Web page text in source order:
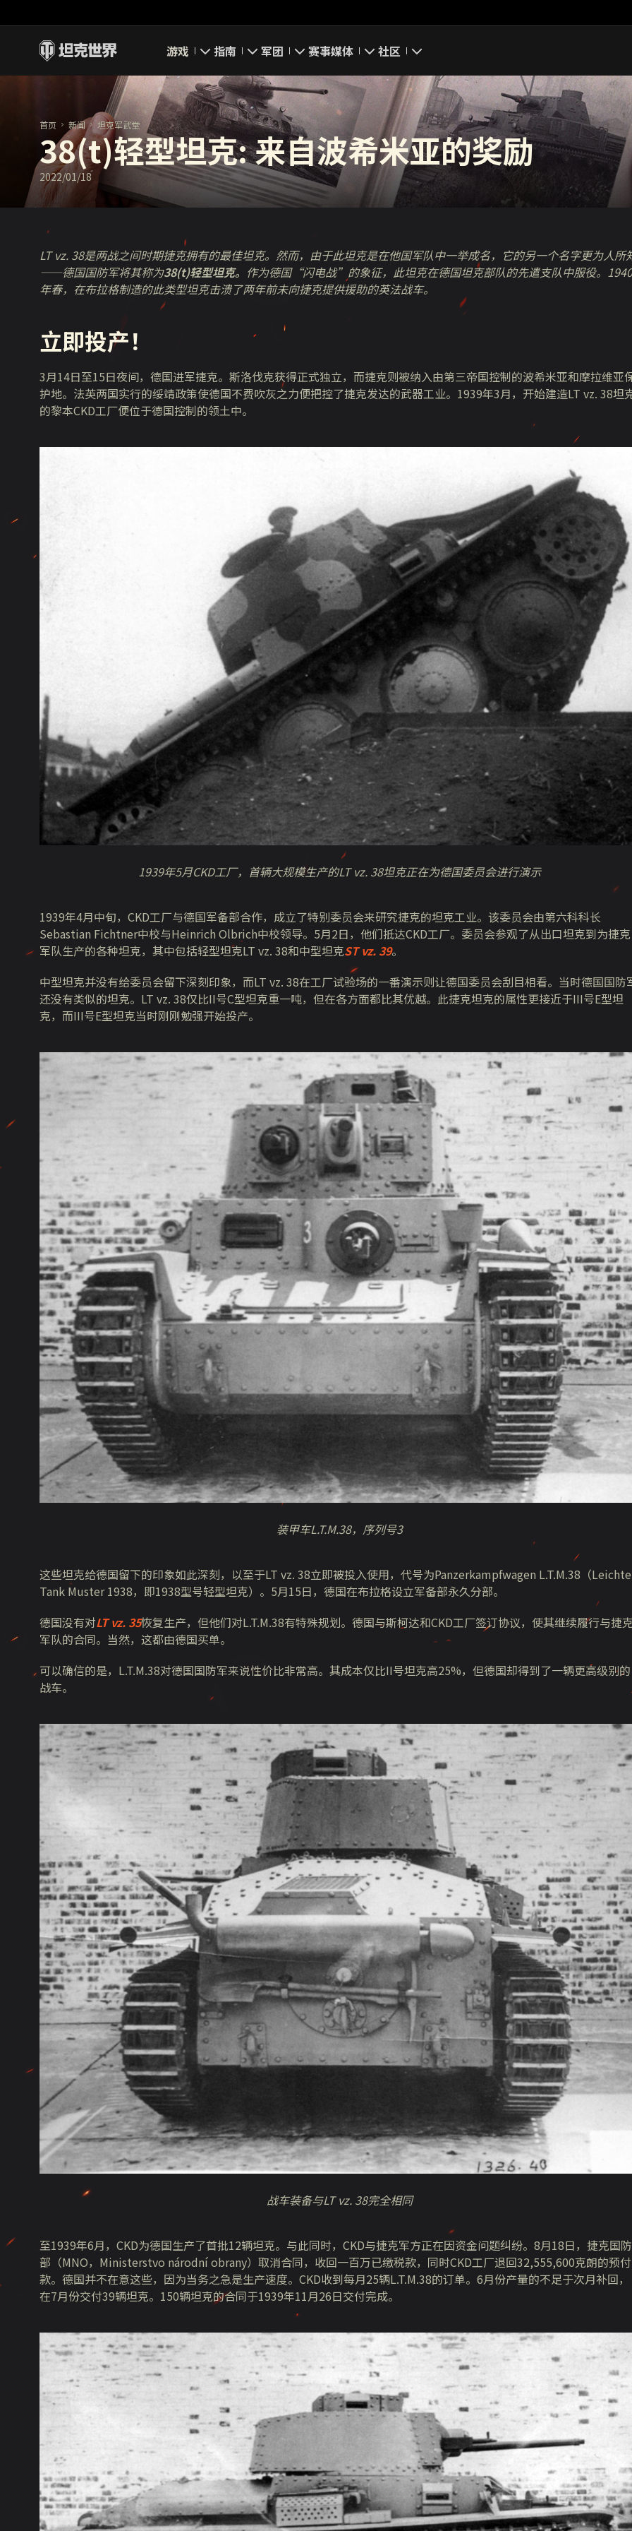
游戏
即刻下载
新闻
坦克百科
评级
指南
新手指南
高级用户
完整指南
经济系统
军团
要塞
领土战
军团评级
军团页面
赛事媒体
游戏截图
游戏壁纸
游戏音乐
你好，吾久
《以战止战》
社区
我的资料
搜索玩家
官方自媒体
首页 新闻 坦克军武堂
38(t)轻型坦克: 来自波希米亚的奖励
2022/01/18
LT vz. 38是两战之间时期捷克拥有的最佳坦克。然而，由于此坦克是在他国军队中一举成名，它的另一个名字更为人所
——德国国防军将其称为38(t)轻型坦克。 作为德国“闪电战” 的象征， 此坦克在德国坦克部队的先遣支队中服役。 1940
年春，在布拉格制造的此类型坦克击溃了两年前未向捷克提供援助的英法战车。
立即投产！
3月14日至15日夜间，德国进军捷克。斯洛伐克获得正式独立，而捷克则被纳入由第三帝国控制的波希米亚和摩拉维亚
护地。法英两国实行的绥靖政策使德国不费吹灰之力便把控了捷克发达的武器工业。1939年3月，开始建造LT vz. 38坦
的黎本CKD工厂便位于德国控制的领土中。
1939年5月CKD工厂，首辆大规模生产的LT vz. 38坦克正在为德国委员会进行演示
1939年4月中旬，CKD工厂与德国军备部合作，成立了特别委员会来研究捷克的坦克工业。该委员会由第六科科长
Sebastian Fichtner中校与Heinrich Olbrich中校领导。5月2日，他们抵达CKD工厂。委员会参观了从出口坦克到为捷克
军队生产的各种坦克，其中包括轻型坦克LT vz. 38和中型坦克ST vz. 39。
中型坦克并没有给委员会留下深刻印象，而LT vz. 38在工厂试验场的一番演示则让德国委员会刮目相看。当时德国国防
还没有类似的坦克。LT vz. 38仅比II号C型坦克重一吨，但在各方面都比其优越。此捷克坦克的属性更接近于III号E型坦
克，而III号E型坦克当时刚刚勉强开始投产。
装甲车L.T.M.38，序列号3
这些坦克给德国留下的印象如此深刻，以至于LT vz. 38立即被投入使用，代号为Panzerkampfwagen L.T.M.38（Leichte
Tank Muster 1938，即1938型号轻型坦克）。5月15日，德国在布拉格设立军备部永久分部。
德国没有对LT vz. 35恢复生产，但他们对L.T.M.38有特殊规划。德国与斯柯达和CKD工厂签订协议，使其继续履行与捷
军队的合同。当然，这都由德国买单。
可以确信的是，L.T.M.38对德国国防军来说性价比非常高。其成本仅比II号坦克高25%，但德国却得到了一辆更高级别的
战车。
战车装备与LT vz. 38完全相同
至1939年6月，CKD为德国生产了首批12辆坦克。与此同时，CKD与捷克军方正在因资金问题纠纷。8月18日，捷克国防
部（MNO，Ministerstvo národní obrany）取消合同，收回一百万已缴税款，同时CKD工厂退回32,555,600克朗的预付
款。德国并不在意这些，因为当务之急是生产速度。CKD收到每月25辆L.T.M.38的订单。6月份产量的不足于次月补回，
在7月份交付39辆坦克。150辆坦克的合同于1939年11月26日交付完成。